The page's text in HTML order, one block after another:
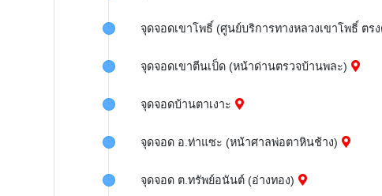
จุดจอดเขาโพธิ์ (ศูนย์บริการทางหลวงเขาโพธิ์ ตร
จุดจอดเขาตีนเป็ด (หน้าด่านตรวจบ้านพละ)
จุดจอดบ้านตาเงาะ
จุดจอด อ.ท่าแซะ (หน้าศาลพ่อตาหินช้าง)
จุดจอด ต.ทรัพย์อนันต์ (อ่างทอง)